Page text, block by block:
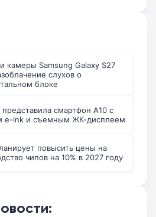
камеры Samsung Galaxy S27
слухов о
блоке
смартфон A10 с
e-ink и съемным ЖК-дисплеем
повысить цены на
чипов на 10% в 2027 году